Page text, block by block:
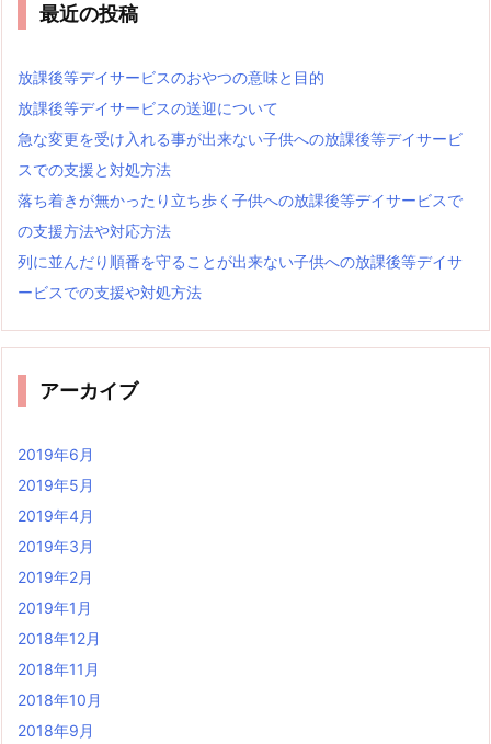
最近の投稿
放課後等デイサービスのおやつの意味と目的
放課後等デイサービスの送迎について
急な変更を受け入れる事が出来ない子供への放課後等デイサービ
スでの支援と対処方法
落ち着きが無かったり立ち歩く子供への放課後等デイサービスで
の支援方法や対応方法
列に並んだり順番を守ることが出来ない子供への放課後等デイサ
ービスでの支援や対処方法
アーカイブ
2019年6月
2019年5月
2019年4月
2019年3月
2019年2月
2019年1月
2018年12月
2018年11月
2018年10月
2018年9月